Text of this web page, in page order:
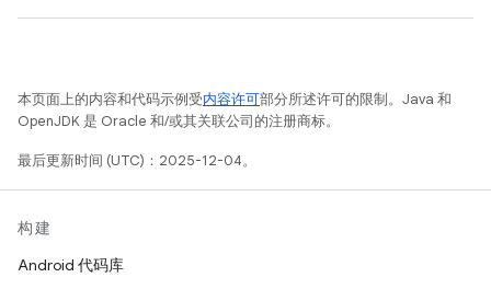
本页面上的内容和代码示例受内容许可部分所述许可的限制。Java 和
OpenJDK 是 Oracle 和/或其关联公司的注册商标。
最后更新时间 (UTC)：2025-12-04。
构建
Android 代码库